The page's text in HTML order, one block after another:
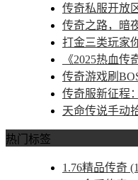
传奇私服开放
传奇之路，暗
打金三类玩家
《2025热血
传奇游戏刷
传奇服新征程
天命传说手动
热门标签
1.76精品传奇